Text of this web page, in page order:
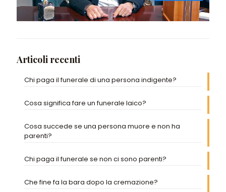
Articoli recenti
Chi paga il funerale di una persona indigente?
Cosa significa fare un funerale laico?
Cosa succede se una persona muore e non ha
parenti?
Chi paga il funerale se non ci sono parenti?
Che fine fa la bara dopo la cremazione?